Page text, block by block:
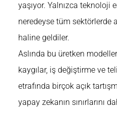
yaşıyor. Yalnızca teknoloji
neredeyse tüm sektörlerde
haline geldiler.
Aslında bu üretken
kaygılar, iş değiştirme ve
etrafında birçok açık
yapay zekanın sınırlarını